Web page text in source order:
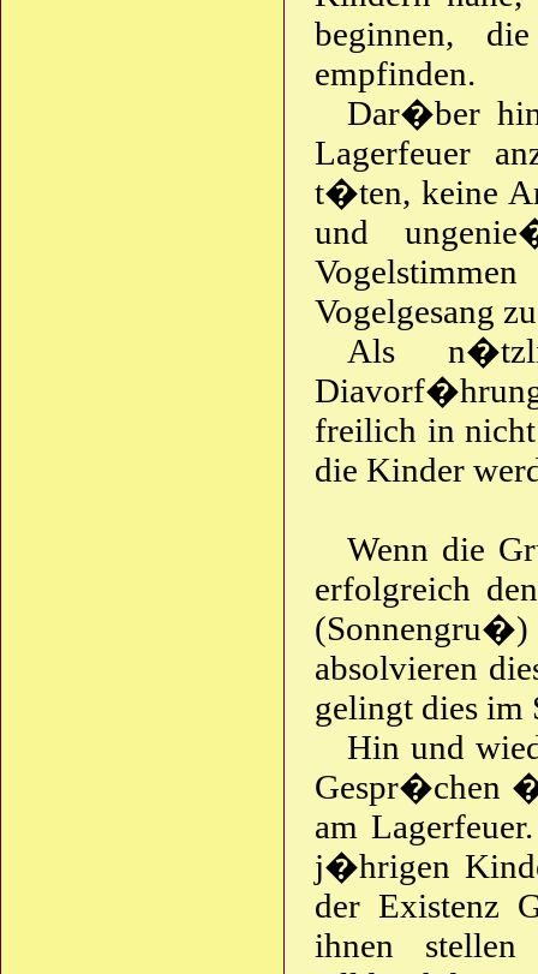
beginnen,
empfinden.
Dar�ber
Lagerfeuer
t�ten, keine
und
Vogelgesang
Als
freilich in
die Kinder
Wenn die
erfolgreich
absolvieren
gelingt dies
Hin und
Gespr�chen
am
j�hrigen
der Existenz
ihnen